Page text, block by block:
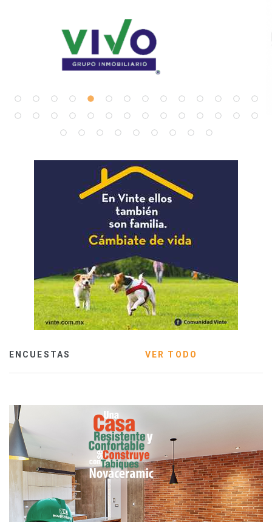
ENCUESTAS VER TODO